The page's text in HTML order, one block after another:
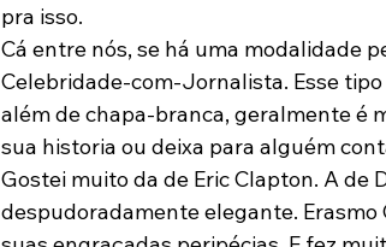
pra isso.
Cá entre nós, se há uma modalidade
Celebridade-com-Jornalista. Esse
além de chapa-branca, geralmente é
sua historia ou deixa para alguém
Gostei muito da de Eric Clapton. A de
despudoradamente elegante.